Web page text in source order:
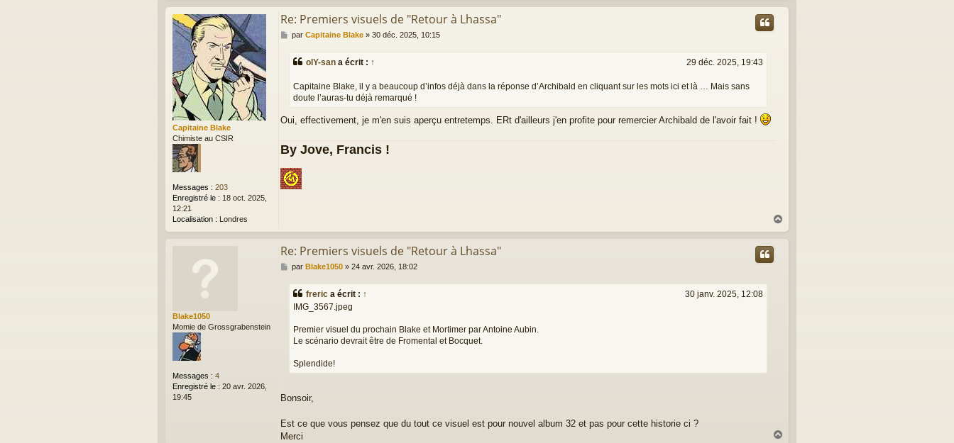
n
t
a
c
t
e
r
o
l
Y
-
s
a
n
u
Capitaine Blake
Chimiste au CSIR
Messages : 203
Enregistré le : 18 oct. 2025,
12:21
Localisation : Londres
Re: Premiers visuels de "Retour à Lhassa"
M
s
par Capitaine Blake» 30 déc. 2025, 10:15
olY-san a écrit : ↑ 29 déc. 2025, 19:43
Capitaine Blake, il y a beaucoup d’infos déjà dans la réponse d’Archibald en cliquant sur les mots ici et là … Mais sans
doute l’auras-tu déjà remarqué !
Oui, effectivement, je m'en suis aperçu entretemps. ERt d'ailleurs j'en profite pour remercier Archibald de l'avoir fait !
By Jove, Francis !
a
u
Blake1050
Momie de Grossgrabenstein
Messages : 4
Enregistré le : 20 avr. 2026,
19:45
Re: Premiers visuels de "Retour à Lhassa"
M
s
par Blake1050» 24 avr. 2026, 18:02
freric a écrit : ↑
30 janv. 2025, 12:08
IMG_3567.jpeg
Premier visuel du prochain Blake et Mortimer par Antoine Aubin.
Le scénario devrait être de Fromental et Bocquet.
Splendide!
Bonsoir,
Est ce que vous pensez que du tout ce visuel est pour nouvel album 32 et pas pour cette historie ci ?
Merci